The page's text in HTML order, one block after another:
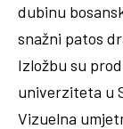
dubinu
snažni patos
Izložbu su
univerziteta u
Vizuelna